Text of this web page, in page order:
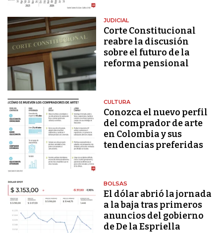
JUDICIAL
Corte Constitucional
reabre la discusión
sobre el futuro de la
reforma pensional
CULTURA
Conozca el nuevo perfil
del comprador de arte
en Colombia y sus
tendencias preferidas
BOLSAS
El dólar abrió la jornada
a la baja tras primeros
anuncios del gobierno
de De la Espriella